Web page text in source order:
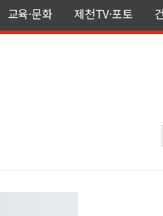
교육·문화 제천TV·포토